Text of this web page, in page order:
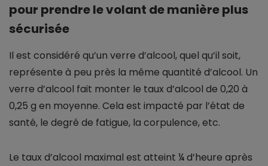
pour prendre le volant de manière plus
sécurisée
Il est considéré qu’un verre d’alcool, quel qu’il soit,
représente à peu près la même quantité d’alcool. Un
verre d’alcool fait monter le taux d’alcool de 0,20 à
0,25 g en moyenne. Cela est impacté par l’état de
santé, le degré de fatigue, la corpulence, etc.
Le taux d’alcool maximal est atteint ¼ d’heure après